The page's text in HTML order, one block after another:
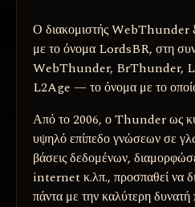
Ο διακομιστής WebThunder
με το όνομα LordsBR, στη
WebThunder, BrThunder,
L2Age — το όνομα με το
Από το 2006, ο Thunder ως
υψηλό επίπεδο γνώσεων σε
βάσεις δεδομένων,
internet κ.λπ., προσπαθεί να
πάντα με την καλύτερη δυνατή